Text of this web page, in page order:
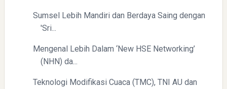
Yaqut Cholil Qoumas: Inspirasi Kepemimpinan dan
Ketaatan
Sumsel Lebih Mandiri dan Berdaya Saing dengan
'Sri...
Mengenal Lebih Dalam ‘New HSE Networking’
(NHN) da...
Teknologi Modifikasi Cuaca (TMC), TNI AU dan